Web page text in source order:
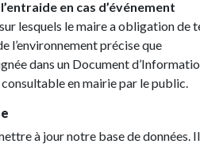
en cas d’événement
lesquels le maire a obligation de
l’environnement précise que
dans un Document
en mairie par le public.
à jour notre base de données.